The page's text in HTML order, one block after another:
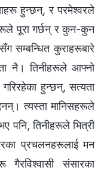
हुन्छन्, र परमेश्‍वरले
पूरा गर्छन् र कुन-कुन
सम्बन्धित कुराहरूबारे
नै। तिनीहरूले आफ्नो
गरिरहेका हुन्छन्, सत्यता
त्यस्ता मानिसहरूले
पनि, तिनीहरूले भित्री
प्रचलनहरूलाई मन
संसारका